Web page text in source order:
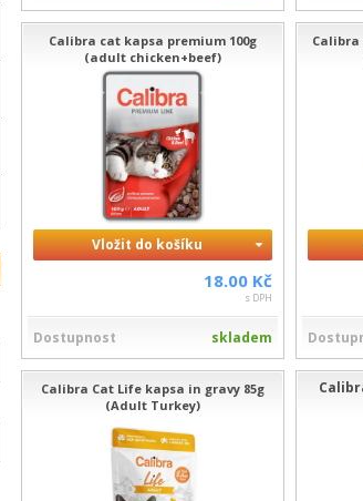
Calibra cat kapsa premium 100g
(adult chicken+beef)
Vložit do košíku
18.00 Kč
s DPH
Dostupnost skladem
Calibra
Calibra Cat Life kapsa in gravy 85g
(Adult Turkey)